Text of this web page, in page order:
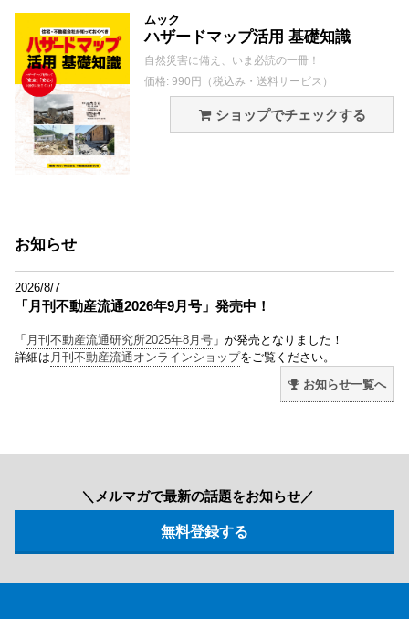
ムック
ハザードマップ活用 基礎知識
自然災害に備え、いま必読の一冊！
価格: 990円（税込み・送料サービス）
ショップでチェックする
お知らせ
2026/8/7
「月刊不動産流通2026年9月号」発売中！
「 月刊不動産流通研究所2025年8月号 」が発売となりました！
詳細は 月刊不動産流通オンラインショップをご覧ください。
お知らせ一覧へ
＼メルマガで最新の話題をお知らせ／